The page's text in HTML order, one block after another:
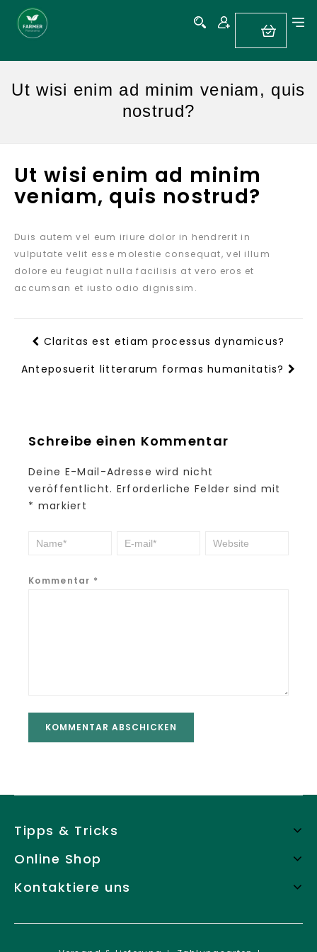
Ut wisi enim ad minim veniam, quis
nostrud?
Ut wisi enim ad minim
veniam, quis nostrud?
Duis autem vel eum iriure dolor in hendrerit in
vulputate velit esse molestie consequat, vel illum
dolore eu feugiat nulla facilisis at vero eros et
accumsan et iusto odio dignissim.
Claritas est etiam processus dynamicus?
Anteposuerit litterarum formas humanitatis?
Schreibe einen Kommentar
Deine E-Mail-Adresse wird nicht
veröffentlicht. Erforderliche Felder sind mit
* markiert
Kommentar *
Tipps & Tricks
Online Shop
Kontaktiere uns